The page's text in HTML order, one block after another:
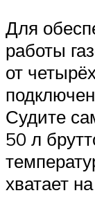
Для
работы
от
Судите
50 л
хватает